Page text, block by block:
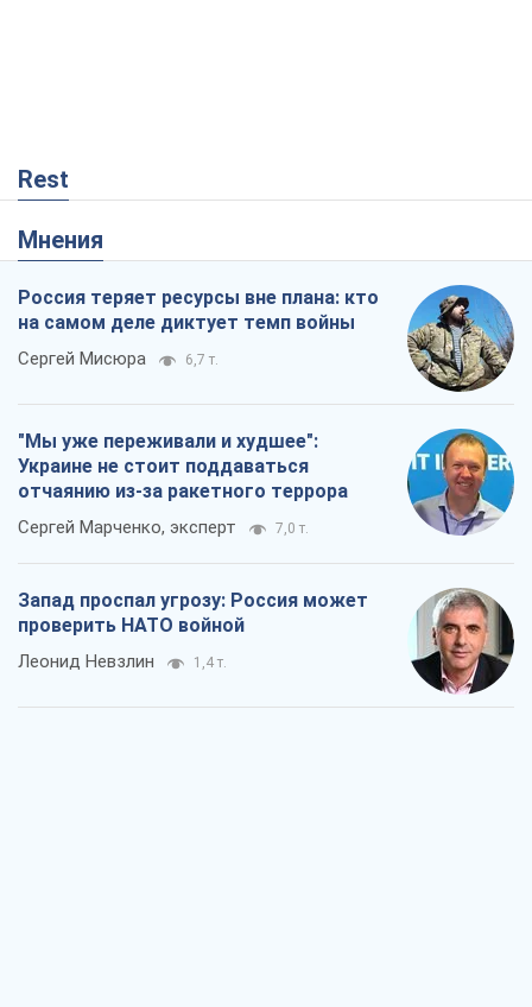
Rest
Мнения
Россия теряет ресурсы вне плана: кто
на самом деле диктует темп войны
Сергей Мисюра 6,7 т.
"Мы уже переживали и худшее":
Украине не стоит поддаваться
отчаянию из-за ракетного террора
Сергей Марченко, эксперт 7,0 т.
Запад проспал угрозу: Россия может
проверить НАТО войной
Леонид Невзлин 1,4 т.